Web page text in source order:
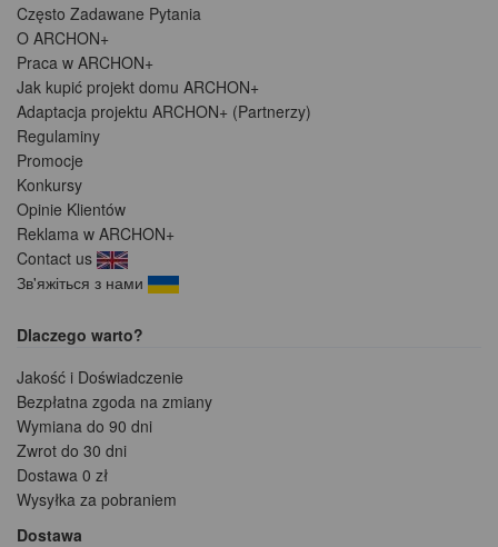
Często Zadawane Pytania
O ARCHON+
Praca w ARCHON+
Jak kupić projekt domu ARCHON+
Adaptacja projektu ARCHON+ (Partnerzy)
Regulaminy
Promocje
Konkursy
Opinie Klientów
Reklama w ARCHON+
Contact us
Зв'яжіться з нами
Dlaczego warto?
Jakość i Doświadczenie
Bezpłatna zgoda na zmiany
Wymiana do 90 dni
Zwrot do 30 dni
Dostawa 0 zł
Wysyłka za pobraniem
Dostawa